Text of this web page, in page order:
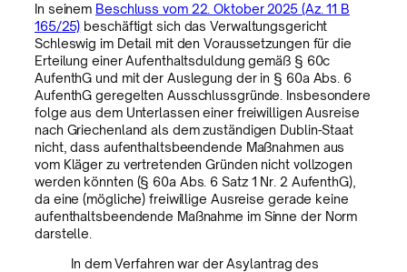
In seinem Beschluss vom 22. Oktober 2025 (Az. 11 B
165/25) beschäftigt sich das Verwaltungsgericht
Schleswig im Detail mit den Voraussetzungen für die
Erteilung einer Aufenthaltsduldung gemäß § 60c
AufenthG und mit der Auslegung der in § 60a Abs. 6
AufenthG geregelten Ausschlussgründe. Insbesondere
folge aus dem Unterlassen einer freiwilligen Ausreise
nach Griechenland als dem zuständigen Dublin-Staat
nicht, dass aufenthaltsbeendende Maßnahmen aus
vom Kläger zu vertretenden Gründen nicht vollzogen
werden könnten (§ 60a Abs. 6 Satz 1 Nr. 2 AufenthG),
da eine (mögliche) freiwillige Ausreise gerade keine
aufenthaltsbeendende Maßnahme im Sinne der Norm
darstelle.
In dem Verfahren war der Asylantrag des